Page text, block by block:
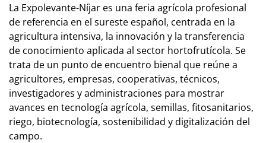
La Expolevante-Níjar es una feria agrícola profesional
de referencia en el sureste español, centrada en la
agricultura intensiva, la innovación y la transferencia
de conocimiento aplicada al sector hortofrutícola. Se
trata de un punto de encuentro bienal que reúne a
agricultores, empresas, cooperativas, técnicos,
investigadores y administraciones para mostrar
avances en tecnología agrícola, semillas, fitosanitarios,
riego, biotecnología, sostenibilidad y digitalización del
campo.